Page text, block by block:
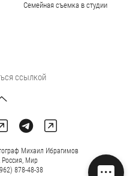
Семейная съемка в студии
ссылкой
Михаил Ибрагимов
Россия, Мир
878-48-38